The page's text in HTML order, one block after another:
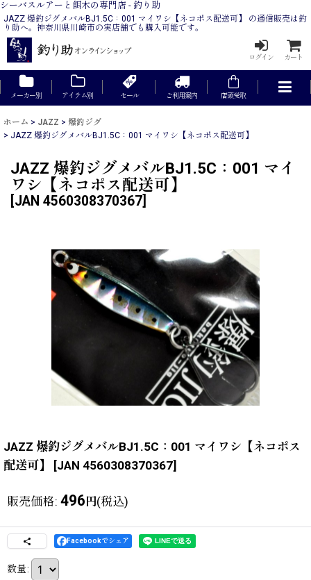
シーバスルアーと餌木の専門店 - 釣り助
JAZZ 爆釣ジグメバルBJ1.5C：001 マイワシ【ネコポス配送可】 の通信販売は釣
り助へ。神奈川県川崎市の実店舗でも購入可能です。
ログイン カート
メーカー別 アイテム別 セール ご利用案内 店頭受取
ホーム > JAZZ > 爆釣ジグ
> JAZZ 爆釣ジグメバルBJ1.5C：001 マイワシ【ネコポス配送可】
JAZZ 爆釣ジグメバルBJ1.5C：001 マイ
ワシ【ネコポス配送可】
JAN 4560308370367
JAZZ 爆釣ジグメバルBJ1.5C：001 マイワシ【ネコポス
配送可】
[JAN 4560308370367]
販売価格: 496円(税込)
Facebookでシェア
数量: